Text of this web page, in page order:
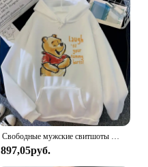
Свободные мужские свитшоты Disney с карманами, мультяшный медведь, Винни-Пух, одежда с принтом, мужские худи, популярный пуловер на осень и зиму
897,05руб.